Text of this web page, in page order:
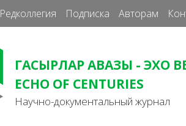
Редколлегия Подписка Авторам
ГАСЫРЛАР АВАЗЫ - ЭХО
ECHO OF CENTURIES
Научно-документальный журнал